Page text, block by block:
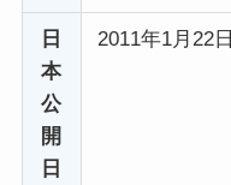
日
本
公
開
日
2011年1月22日